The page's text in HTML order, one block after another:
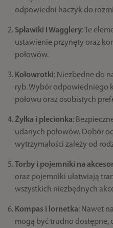
odpowiedni haczyk do
Spławiki I Wagglery: Te
ustawienie przynęty oraz
połowów.
Kołowrotki: Niezbędne do
ryb. Wybór odpowiedniego
połowu oraz osobistych
Żyłka i plecionka:
udanych połowów. Dobór
wytrzymałości zależy od
Torby i pojemniki na
oraz pojemniki ułatwiają
wszystkich niezbędnych
Kompas i lornetka: Nawet
mogą być trudno dostępne,